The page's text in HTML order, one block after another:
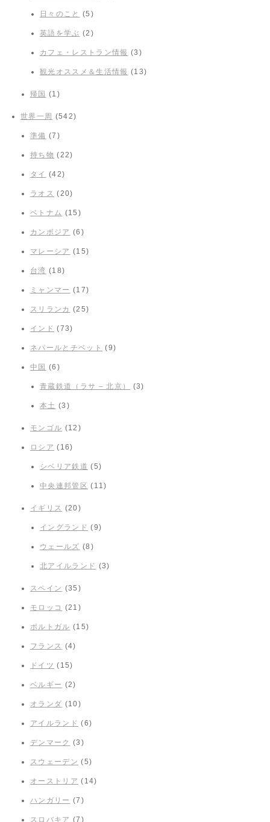
日々のこと (5)
英語を学ぶ (2)
カフェ・レストラン情報 (3)
観光オススメ＆生活情報 (13)
帰国 (1)
世界一周 (542)
準備 (7)
持ち物 (22)
タイ (42)
ラオス (20)
ベトナム (15)
カンボジア (6)
マレーシア (15)
台湾 (18)
ミャンマー (17)
スリランカ (25)
インド (73)
ネパールとチベット (9)
中国 (6)
青蔵鉄道（ラサ – 北京） (3)
本土 (3)
モンゴル (12)
ロシア (16)
シベリア鉄道 (5)
中央連邦管区 (11)
イギリス (20)
イングランド (9)
ウェールズ (8)
北アイルランド (3)
スペイン (35)
モロッコ (21)
ポルトガル (15)
フランス (4)
ドイツ (15)
ベルギー (2)
オランダ (10)
アイルランド (6)
デンマーク (3)
スウェーデン (5)
オーストリア (14)
ハンガリー (7)
スロバキア (7)